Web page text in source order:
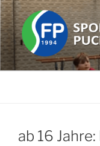
Zum
Inhalt
springen
Der Freizeit
ab 16